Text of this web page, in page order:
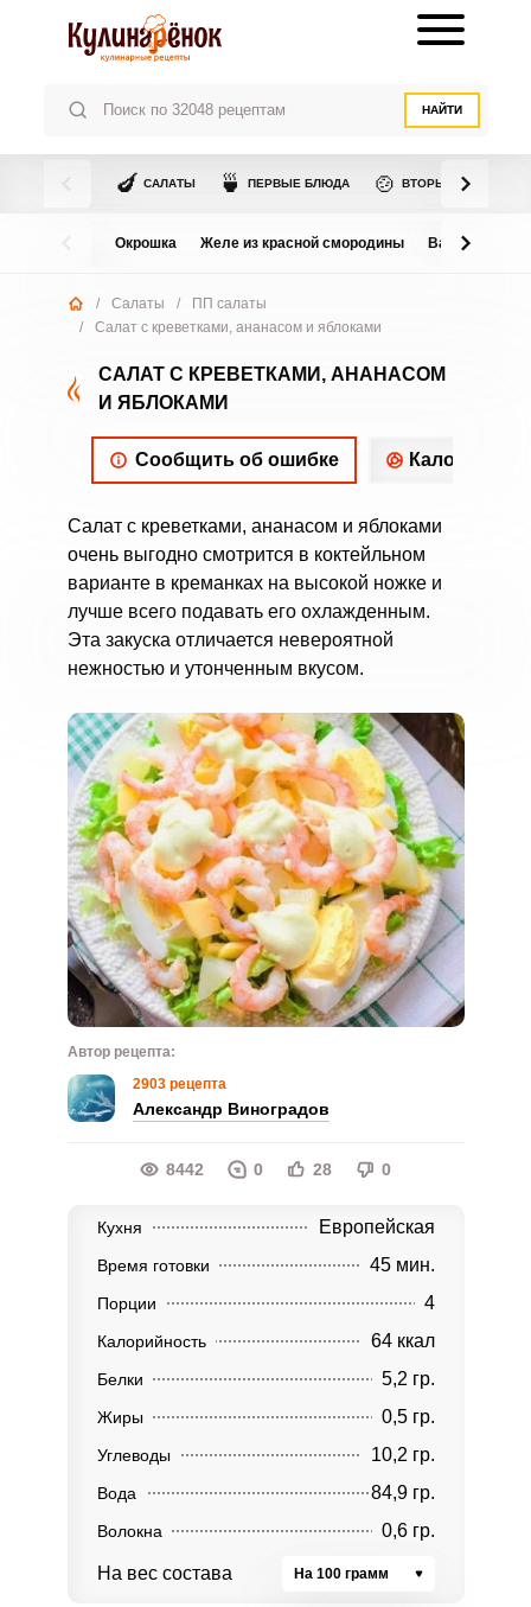
НАЙТИ
🍆 САЛАТЫ 🍵 ПЕРВЫЕ БЛЮДА 🍲 ВТОРЫЕ БЛЮДА
Окрошка Желе из красной смородины Варенье из
/ Салаты /
ПП салаты
/
Салат с креветками, ананасом и яблоками
САЛАТ С КРЕВЕТКАМИ, АНАНАСОМ
И ЯБЛОКАМИ
Сообщить об ошибке
Салат с креветками, ананасом и яблоками
очень выгодно смотрится в коктейльном
варианте в креманках на высокой ножке и
лучше всего подавать его охлажденным.
Эта закуска отличается невероятной
нежностью и утонченным вкусом.
Автор рецепта:
2903 рецепта
Александр Виноградов
8442 0 28 0
Кухня Европейская
Время готовки 45 мин.
Порции 4
Калорийность 64 ккал
Белки 5,2 гр.
Жиры 0,5 гр.
Углеводы 10,2 гр.
Вода 84,9 гр.
Волокна 0,6 гр.
На вес состава На 100 грамм